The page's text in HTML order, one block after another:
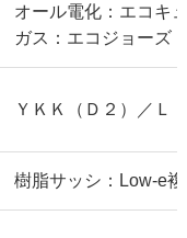
オール電化：エコキ
ガス：エコジョーズ
ＹＫＫ（Ｄ２）／Ｌ
樹脂サッシ：Low-e